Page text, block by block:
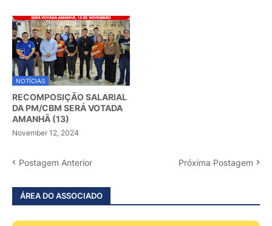
NOTÍCIAS
RECOMPOSIÇÃO SALARIAL
DA PM/CBM SERÁ VOTADA
AMANHÃ (13)
November 12, 2024
Postagem Anterior Próxima Postagem
ÁREA DO ASSOCIADO